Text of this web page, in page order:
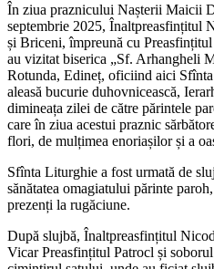
În ziua praznicului Nașterii Maicii
septembrie 2025, Înaltpreasfințitul
și Briceni, împreună cu
au vizitat biserica „Sf. Arhangheli
Rotunda, Edineț, oficiind aici
aleasă bucurie duhovnicească,
dimineața zilei de către părintele
care în ziua acestui praznic
flori, de mulțimea enoriașilor și a
Sfînta Liturghie a fost urmată de
sănătatea omagiatului părinte
prezenți la rugăciune.
După slujbă, Înaltpreasfințitul
Vicar Preasfințitul Patrocl și